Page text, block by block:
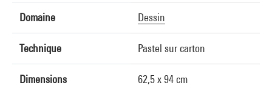
Domaine Dessin
Technique Pastel sur carton
Dimensions 62,5 x 94 cm